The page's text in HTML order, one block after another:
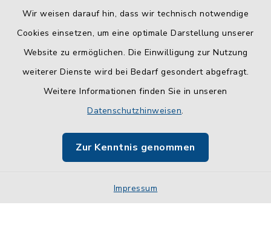
Wir weisen darauf hin, dass wir technisch notwendige
Cookies einsetzen, um eine optimale Darstellung unserer
Website zu ermöglichen. Die Einwilligung zur Nutzung
weiterer Dienste wird bei Bedarf gesondert abgefragt.
Weitere Informationen finden Sie in unseren
Datenschutzhinweisen.
Zur Kenntnis genommen
Impressum
Barrierefreiheit
Impressum
Sitemap